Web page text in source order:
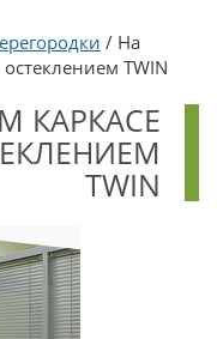
/ На
TWIN
КАРКАСЕ
TWIN